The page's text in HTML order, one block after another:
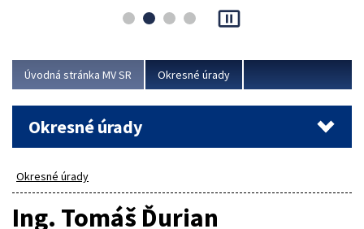
asociácie poisťovní (SLASPO) a Ministerstva vnútra SR.
Viac
pause_presentation
Úvodná stránka MV SR Okresné úrady
Okresné úrady
Okresné úrady
Ing. Tomáš Ďurian